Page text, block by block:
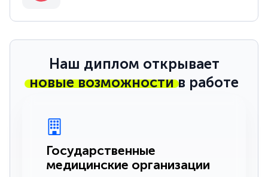
Наш диплом открывает
новые возможностив работе
Государственные
медицинские организации